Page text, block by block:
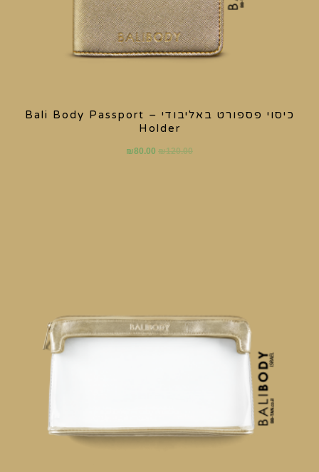
כיסוי פספורט באליבודי – Bali Body Passport
Holder
₪120.00
₪80.00